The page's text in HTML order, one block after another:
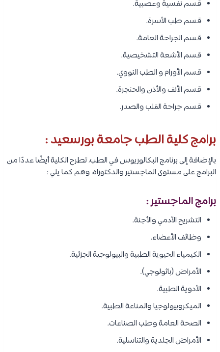
قسم نفسية وعصبية.
قسم طب الأسرة.
قسم الجراحة العامة.
قسم الأشعة التشخيصية.
قسم الأورام و الطب النووي.
قسم الأنف والأذن والحنجرة.
قسم جراحة القلب والصدر.
برامج كلية الطب جامعة بورسعيد :
بالإضافة إلى برنامج البكالوريوس في الطب، تطرح الكلية أيضًا عددًا من
البرامج على مستوى الماجستير والدكتوراه، وهم كما يلي :
برامج الماجستير :
التشريح الآدمي والأجنة.
وظائف الأعضاء.
الكيمياء الحيوية الطبية والبيولوجية الجزئية.
الأمراض (باثولوجي).
الأدوية الطبية.
الميكروبيولوجيا والمناعة الطبية.
الصحة العامة وطب الصناعات.
الأمراض الجلدية والتناسلية.